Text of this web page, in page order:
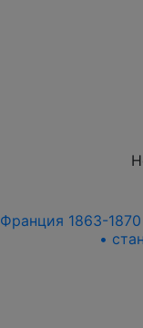
Франция 1863-
•